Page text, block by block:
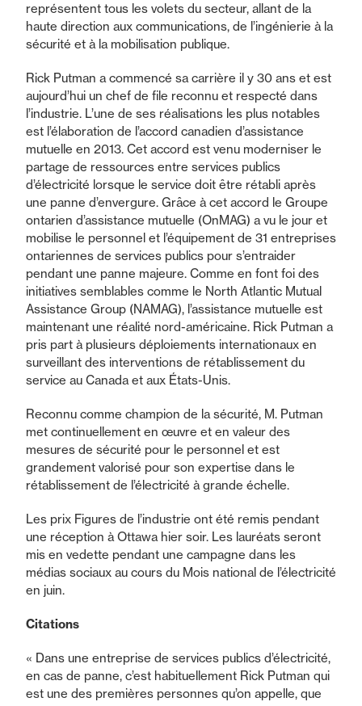
représentent tous les volets du secteur, allant de la
haute direction aux communications, de l’ingénierie à la
sécurité et à la mobilisation publique.
Rick Putman a commencé sa carrière il y 30 ans et est
aujourd’hui un chef de file reconnu et respecté dans
l’industrie. L’une de ses réalisations les plus notables
est l’élaboration de l’accord canadien d’assistance
mutuelle en 2013. Cet accord est venu moderniser le
partage de ressources entre services publics
d’électricité lorsque le service doit être rétabli après
une panne d’envergure. Grâce à cet accord le Groupe
ontarien d’assistance mutuelle (OnMAG) a vu le jour et
mobilise le personnel et l’équipement de 31 entreprises
ontariennes de services publics pour s’entraider
pendant une panne majeure. Comme en font foi des
initiatives semblables comme le North Atlantic Mutual
Assistance Group (NAMAG), l’assistance mutuelle est
maintenant une réalité nord-américaine. Rick Putman a
pris part à plusieurs déploiements internationaux en
surveillant des interventions de rétablissement du
service au Canada et aux États-Unis.
Reconnu comme champion de la sécurité, M. Putman
met continuellement en œuvre et en valeur des
mesures de sécurité pour le personnel et est
grandement valorisé pour son expertise dans le
rétablissement de l’électricité à grande échelle.
Les prix Figures de l’industrie ont été remis pendant
une réception à Ottawa hier soir. Les lauréats seront
mis en vedette pendant une campagne dans les
médias sociaux au cours du Mois national de l’électricité
en juin.
Citations
« Dans une entreprise de services publics d’électricité,
en cas de panne, c’est habituellement Rick Putman qui
est une des premières personnes qu’on appelle, que